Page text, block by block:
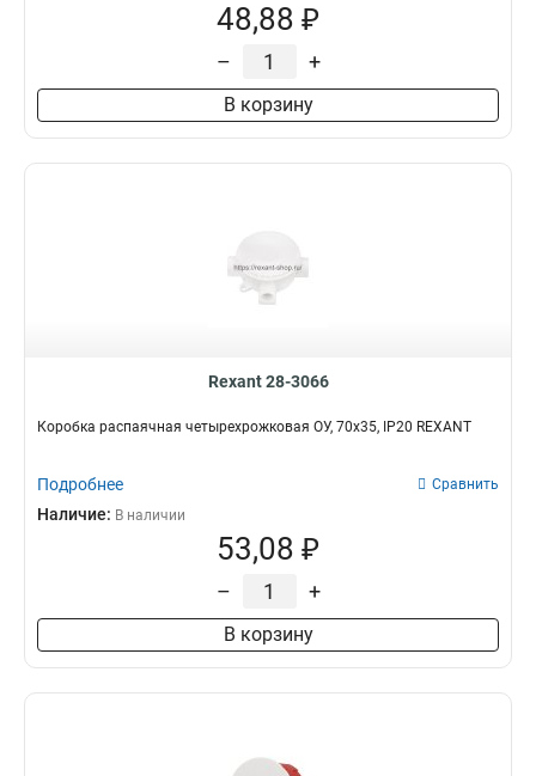
48,88 ₽
– +
В корзину
Rexant 28-3066
Коробка распаячная четырехрожковая ОУ, 70x35, IP20 REXANT
Подробнее Сравнить
Наличие: В наличии
53,08 ₽
– +
В корзину